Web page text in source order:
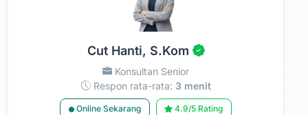
Cut Hanti, S.Kom
Konsultan Senior
Respon rata-rata: 3 menit
Online Sekarang 4.9/5 Rating